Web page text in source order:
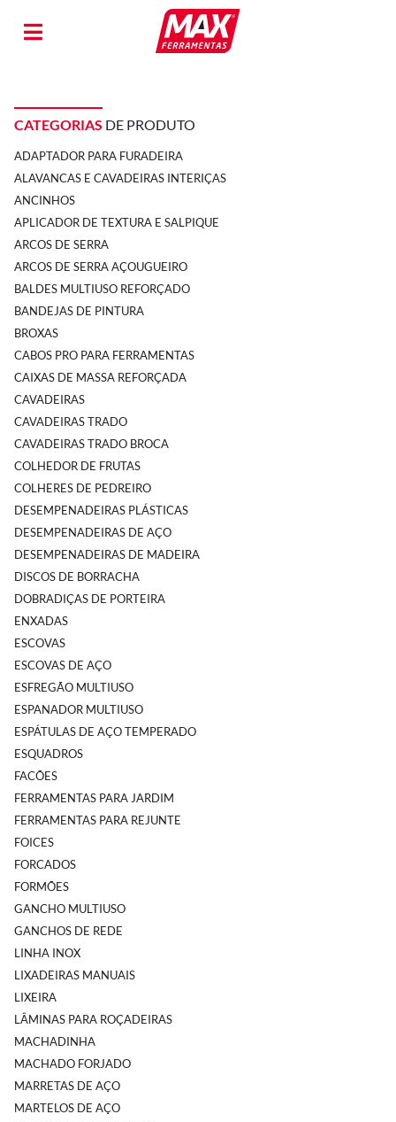
CATEGORIAS DE PRODUTO
ADAPTADOR PARA FURADEIRA
ALAVANCAS E CAVADEIRAS INTERIÇAS
ANCINHOS
APLICADOR DE TEXTURA E SALPIQUE
ARCOS DE SERRA
ARCOS DE SERRA AÇOUGUEIRO
BALDES MULTIUSO REFORÇADO
BANDEJAS DE PINTURA
BROXAS
CABOS PRO PARA FERRAMENTAS
CAIXAS DE MASSA REFORÇADA
CAVADEIRAS
CAVADEIRAS TRADO
CAVADEIRAS TRADO BROCA
COLHEDOR DE FRUTAS
COLHERES DE PEDREIRO
DESEMPENADEIRAS PLÁSTICAS
DESEMPENADEIRAS DE AÇO
DESEMPENADEIRAS DE MADEIRA
DISCOS DE BORRACHA
DOBRADIÇAS DE PORTEIRA
ENXADAS
ESCOVAS
ESCOVAS DE AÇO
ESFREGÃO MULTIUSO
ESPANADOR MULTIUSO
ESPÁTULAS DE AÇO TEMPERADO
ESQUADROS
FACÕES
FERRAMENTAS PARA JARDIM
FERRAMENTAS PARA REJUNTE
FOICES
FORCADOS
FORMÕES
GANCHO MULTIUSO
GANCHOS DE REDE
LINHA INOX
LIXADEIRAS MANUAIS
LIXEIRA
LÂMINAS PARA ROÇADEIRAS
MACHADINHA
MACHADO FORJADO
MARRETAS DE AÇO
MARTELOS DE AÇO